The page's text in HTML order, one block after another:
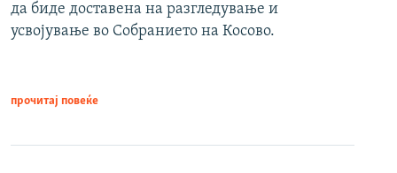
да биде доставена на разгледување и
усвојување во Собранието на Косово.
прочитај повеќе